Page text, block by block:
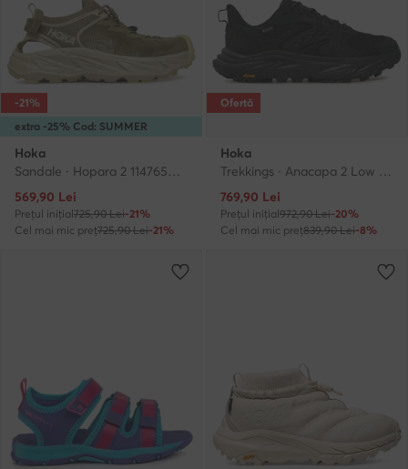
extra -25% Cod: SUMMER
-21%
Hoka
Sandale · Hopara 2 1147650 · Verde
Prețul actual
569,90 Lei
Prețul inițial725,90 Lei-21%
Cel mai mic preț725,90 Lei-21%
Ofertă
Hoka
Trekkings · Anacapa 2 Low GTX GORE-TEX 1141632 · Negru
Prețul actual
769,90 Lei
Prețul inițial972,90 Lei-20%
Cel mai mic preț839,90 Lei-8%